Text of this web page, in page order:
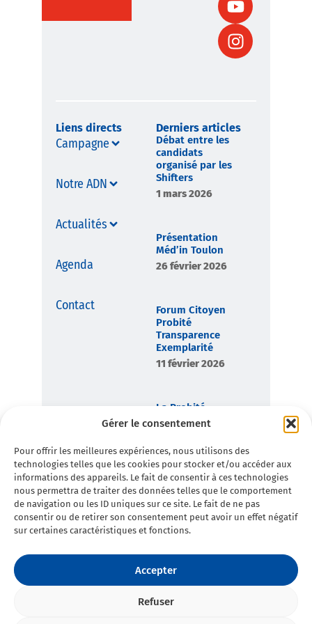
Gérer le consentement
Pour offrir les meilleures expériences, nous utilisons des
technologies telles que les cookies pour stocker et/ou accéder aux
informations des appareils. Le fait de consentir à ces technologies
nous permettra de traiter des données telles que le comportement
de navigation ou les ID uniques sur ce site. Le fait de ne pas
consentir ou de retirer son consentement peut avoir un effet négatif
sur certaines caractéristiques et fonctions.
Accepter
Refuser
Liens directs
Campagne
Notre ADN
Actualités
Agenda
Contact
Derniers articles
Débat entre les
candidats
organisé par les
Shifters
1 mars 2026
Présentation
Méd’in Toulon
26 février 2026
Forum Citoyen
Probité
Transparence
Exemplarité
11 février 2026
La Probité,
boussole
Toulon en
Commun
7 février 2026
©2025 Toulon en Commun - Tous